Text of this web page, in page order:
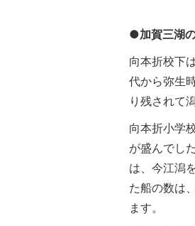
●加賀三湖
向本折校下
代から弥生
り残されて
向本折小学
が盛んでし
は、今江潟
た船の数は
ます。